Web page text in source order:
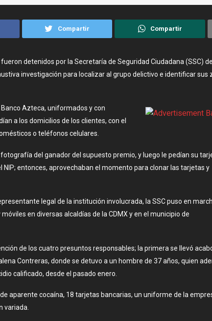
Compartir Compartir
detenidos por la Secretaría de Seguridad Ciudadana (SSC)
investigación para localizar al grupo delictivo e identificar sus
Azteca, uniformados y con
a los domicilios de los clientes, con el
o teléfonos celulares.
del ganador del supuesto premio, y luego le pedían su
NIP; entonces, aprovechaban el momento para clonar las tarjetas y
legal de la institución involucrada, la SSC puso en
en diversas alcaldías de la CDMX y en el municipio de
de los cuatro presuntos responsables; la primera se llevó
Contreras, donde se detuvo a un hombre de 37 años, quien
calificado, desde el pasado enero.
aparente cocaína, 18 tarjetas bancarias, un uniforme de la
variada.